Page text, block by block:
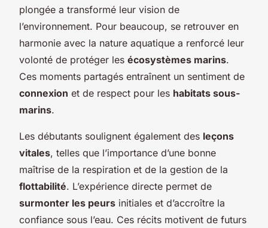
plongée a transformé leur vision de
l’environnement. Pour beaucoup, se retrouver en
harmonie avec la nature aquatique a renforcé leur
volonté de protéger les écosystèmes marins.
Ces moments partagés entraînent un sentiment de
connexion et de respect pour les habitats sous-
marins.
Les débutants soulignent également des leçons
vitales, telles que l’importance d’une bonne
maîtrise de la respiration et de la gestion de la
flottabilité. L’expérience directe permet de
surmonter les peurs initiales et d’accroître la
confiance sous l’eau. Ces récits motivent de futurs